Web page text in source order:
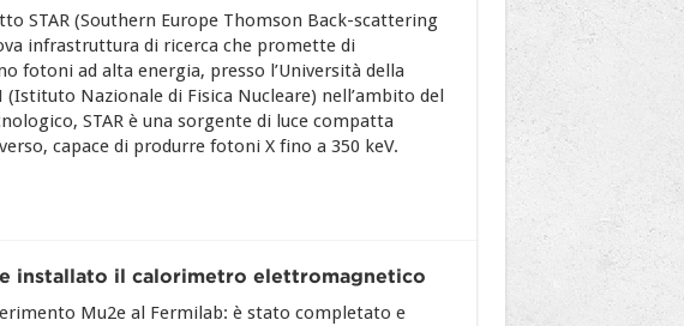
STAR (Southern Europe Thomson Back-scattering
infrastruttura di ricerca che promette di
fotoni ad alta energia, presso l’Università della
(Istituto Nazionale di Fisica Nucleare) nell’ambito del
STAR è una sorgente di luce compatta
capace di produrre fotoni X fino a 350 keV.
installato il calorimetro elettromagnetico
Mu2e al Fermilab: è stato completato e